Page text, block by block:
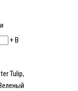
+В
Tulip,